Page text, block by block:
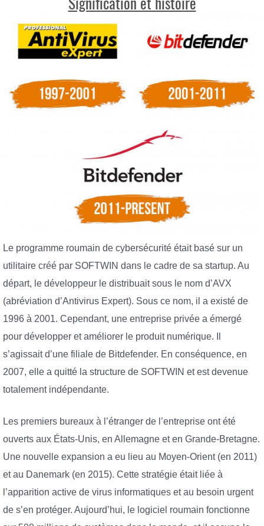
Le programme roumain de cybersécurité était basé sur un
utilitaire créé par SOFTWIN dans le cadre de sa startup. Au
départ, le développeur le distribuait sous le nom d’AVX
(abréviation d’Antivirus Expert). Sous ce nom, il a existé de
1996 à 2001. Cependant, une entreprise privée a émergé
pour développer et améliorer le produit numérique. Il
s’agissait d’une filiale de Bitdefender. En conséquence, en
2007, elle a quitté la structure de SOFTWIN et est devenue
totalement indépendante.
Les premiers bureaux à l’étranger de l’entreprise ont été
ouverts aux États-Unis, en Allemagne et en Grande-Bretagne.
Une nouvelle expansion a eu lieu au Moyen-Orient (en 2011)
et au Danemark (en 2015). Cette stratégie était liée à
l’apparition active de virus informatiques et au besoin urgent
de s’en protéger. Aujourd’hui, le logiciel roumain fonctionne